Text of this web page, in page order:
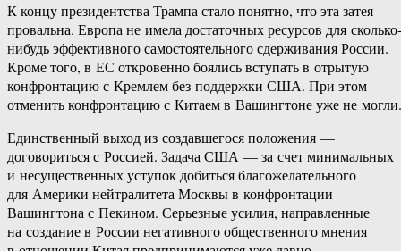
К концу президентства Трампа стало понятно, что эта затея
провальна. Европа не имела достаточных ресурсов для сколько-
нибудь эффективного самостоятельного сдерживания России.
Кроме того, в ЕС откровенно боялись вступать в отрытую
конфронтацию с Кремлем без поддержки США. При этом
отменить конфронтацию с Китаем в Вашингтоне уже не могли.
Единственный выход из создавшегося положения —
договориться с Россией. Задача США — за счет минимальных
и несущественных уступок добиться благожелательного
для Америки нейтралитета Москвы в конфронтации
Вашингтона с Пекином. Серьезные усилия, направленные
на создание в России негативного общественного мнения